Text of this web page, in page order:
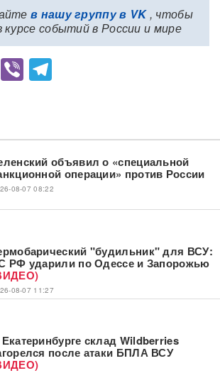
в нашу группу в VK, чтобы
событий в России и мире
WhatsApp
Viber
объявил о «специальной
операции» против России
08-07 08:22
"будильник" для ВСУ:
РФ ударили по Одессе и Запорожью
08-07 11:27
склад Wildberries
после атаки БПЛА ВСУ